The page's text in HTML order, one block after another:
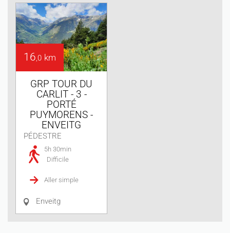
16,0 km
GRP TOUR DU
CARLIT - 3 -
PORTÉ
PUYMORENS -
ENVEITG
PÉDESTRE
5h 30min
Difficile
Aller simple
Enveitg